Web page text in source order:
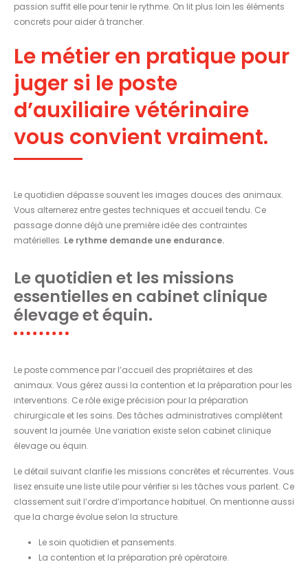
passion suffit elle pour tenir le rythme. On lit plus loin les éléments
concrets pour aider à trancher.
Le métier en pratique pour
juger si le poste
d’auxiliaire vétérinaire
vous convient vraiment.
Le quotidien dépasse souvent les images douces des animaux.
Vous alternerez entre gestes techniques et accueil tendu. Ce
passage donne déjà une première idée des contraintes
matérielles. Le rythme demande une endurance.
Le quotidien et les missions
essentielles en cabinet clinique
élevage et équin.
Le poste commence par l’accueil des propriétaires et des
animaux. Vous gérez aussi la contention et la préparation pour les
interventions. Ce rôle exige précision pour la préparation
chirurgicale et les soins. Des tâches administratives complètent
souvent la journée. Une variation existe selon cabinet clinique
élevage ou équin.
Le détail suivant clarifie les missions concrètes et récurrentes. Vous
lisez ensuite une liste utile pour vérifier si les tâches vous parlent. Ce
classement suit l’ordre d’importance habituel. On mentionne aussi
que la charge évolue selon la structure.
Le soin quotidien et pansements.
La contention et la préparation pré opératoire.